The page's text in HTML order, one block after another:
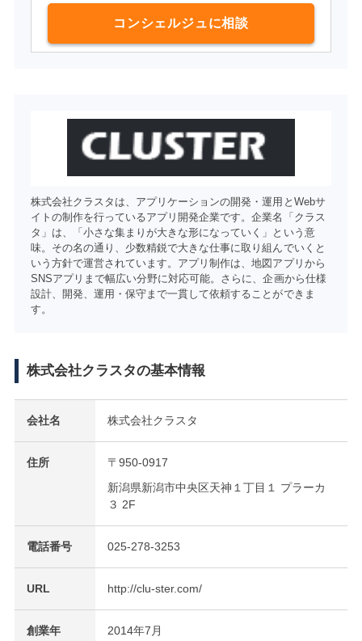
コンシェルジュに相談
株式会社クラスタは、アプリケーションの開発・運用とWebサ
イトの制作を行っているアプリ開発企業です。企業名「クラス
タ」は、「小さな集まりが大きな形になっていく」という意
味。その名の通り、少数精鋭で大きな仕事に取り組んでいくと
いう方針で運営されています。アプリ制作は、地図アプリから
SNSアプリまで幅広い分野に対応可能。さらに、企画から仕様
設計、開発、運用・保守まで一貫して依頼することができま
す。
株式会社クラスタの基本情報
会社名 株式会社クラスタ
住所
〒950-0917
新潟県新潟市中央区天神１丁目１ プラーカ
３ 2F
電話番号 025-278-3253
URL http://clu-ster.com/
創業年 2014年7月